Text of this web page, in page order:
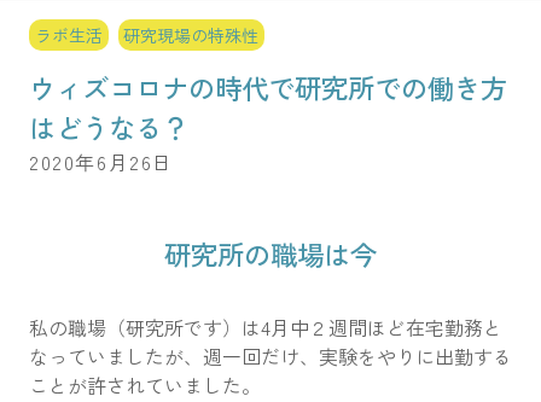
ラボ生活 研究現場の特殊性
ウィズコロナの時代で研究所での働き方
はどうなる？
2020年6月26日
研究所の職場は今
私の職場（研究所です）は4月中２週間ほど在宅勤務と
なっていましたが、週一回だけ、実験をやりに出勤する
ことが許されていました。